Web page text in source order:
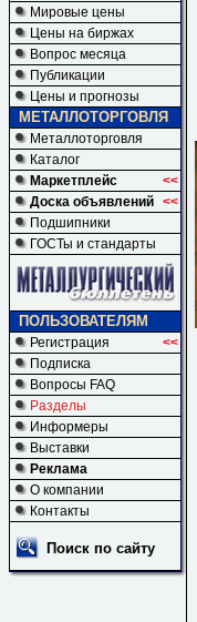
Мировые цены
Цены на биржах
Вопрос месяца
Публикации
Цены и прогнозы
МЕТАЛЛОТОРГОВЛЯ
Металлоторговля
Каталог
Маркетплейс
<<
Доска объявлений <<
Подшипники
ГОСТы и стандарты
ПОЛЬЗОВАТЕЛЯМ
Регистрация
<<
Подписка
Вопросы FAQ
Разделы
Информеры
Выставки
Реклама
О компании
Контакты
Поиск по сайту